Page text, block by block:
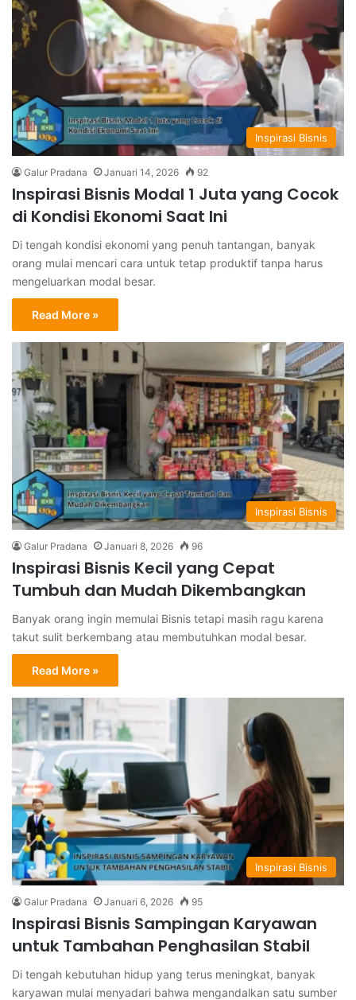
Inspirasi Bisnis
Galur Pradana Januari 14, 2026 92
Inspirasi Bisnis Modal 1 Juta yang Cocok
di Kondisi Ekonomi Saat Ini
Di tengah kondisi ekonomi yang penuh tantangan, banyak
orang mulai mencari cara untuk tetap produktif tanpa harus
mengeluarkan modal besar.
Read More »
Inspirasi Bisnis
Galur Pradana Januari 8, 2026 96
Inspirasi Bisnis Kecil yang Cepat
Tumbuh dan Mudah Dikembangkan
Banyak orang ingin memulai Bisnis tetapi masih ragu karena
takut sulit berkembang atau membutuhkan modal besar.
Read More »
Inspirasi Bisnis
Galur Pradana Januari 6, 2026 95
Inspirasi Bisnis Sampingan Karyawan
untuk Tambahan Penghasilan Stabil
Di tengah kebutuhan hidup yang terus meningkat, banyak
karyawan mulai menyadari bahwa mengandalkan satu sumber